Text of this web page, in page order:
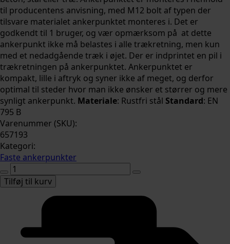
til producentens anvisning, med M12 bolt af typen der
tilsvare materialet ankerpunktet monteres i. Det er
godkendt til 1 bruger, og vær opmærksom på at dette
ankerpunkt ikke må belastes i alle trækretning, men kun
med et nedadgående træk i øjet. Der er indprintet en pil i
trækretningen på ankerpunktet. Ankerpunktet er
kompakt, lille i aftryk og syner ikke af meget, og derfor
optimal til steder hvor man ikke ønsker et størrer og mere
synligt ankerpunkt. Materiale: Rustfri stål Standard: EN
795 B
Varenummer (SKU):
657193
Kategori:
Faste ankerpunkter
Ankerpunkt,
lille
antal
Tilføj til kurv